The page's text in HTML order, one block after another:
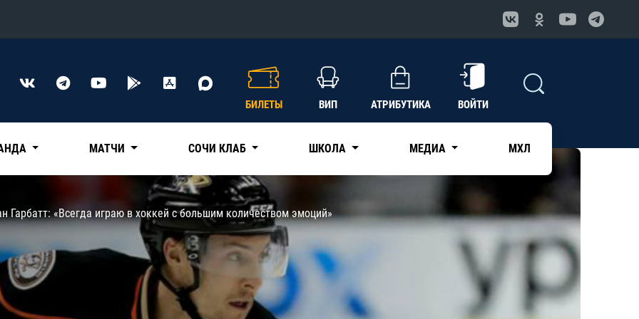
Конференция «Восток»
Трактор
Дивизион Чернышева
Авангард
КХЛ
БИЛЕТЫ ВИП АТРИБУТИКА ВОЙТИ
МАТЧИ СОЧИ КЛАБ ШКОЛА МЕДИА МХЛ
Гарбатт: «Всегда играю в хоккей с большим количеством эмоций»